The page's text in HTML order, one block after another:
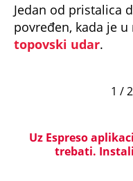
Jedan od pristalica
povređen, kada je
topovski udar.
1 / 2
Uz Espreso
trebati.